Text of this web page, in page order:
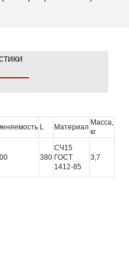
L Материал
Масса,
кг
380
СЧ15
ГОСТ
1412-85
3,7